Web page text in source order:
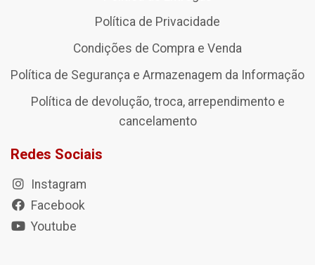
Política de Privacidade
Condições de Compra e Venda
Política de Segurança e Armazenagem da Informação
Política de devolução, troca, arrependimento e
cancelamento
Redes Sociais
Instagram
Facebook
Youtube